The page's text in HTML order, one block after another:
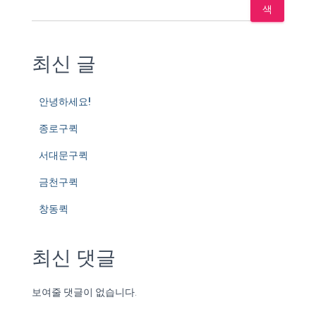
색
최신 글
안녕하세요!
종로구퀵
서대문구퀵
금천구퀵
창동퀵
최신 댓글
보여줄 댓글이 없습니다.